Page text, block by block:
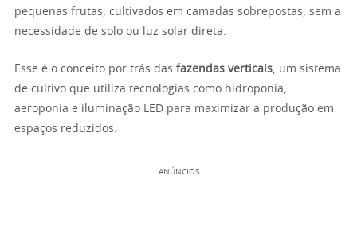
pequenas frutas, cultivados em camadas sobrepostas, sem a
necessidade de solo ou luz solar direta.
Esse é o conceito por trás das fazendas verticais, um sistema
de cultivo que utiliza tecnologias como hidroponia,
aeroponia e iluminação LED para maximizar a produção em
espaços reduzidos.
ANÚNCIOS